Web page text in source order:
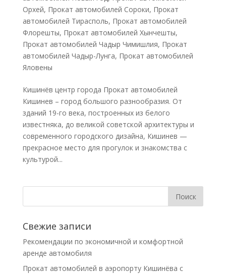
Орхей, Прокат автомобилей Сороки, Прокат
автомобилей Тирасполь, Прокат автомобилей
Флорешты, Прокат автомобилей Хынчешты,
Прокат автомобилей Чадыр Чимишлия, Прокат
автомобилей Чадыр-Лунга, Прокат автомобилей
Яловены
Кишинёв центр города Прокат автомобилей
Кишинев – город большого разнообразия. От
зданий 19-го века, построенных из белого
известняка, до великой советской архитектуры и
современного городского дизайна, Кишинев —
прекрасное место для прогулок и знакомства с
культурой...
Свежие записи
Рекомендации по экономичной и комфортной
аренде автомобиля
Прокат автомобилей в аэропорту Кишинёва с